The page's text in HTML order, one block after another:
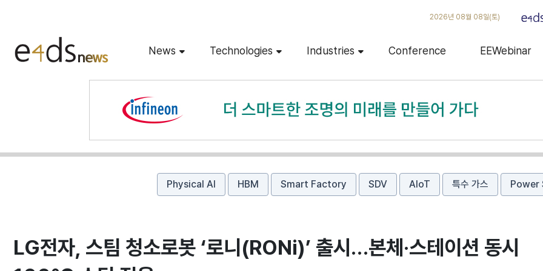
2026년 08월 08일(토)
News Technologies Industries Conference EEWebinar
Physical AI HBM Smart Factory SDV AIoT 특수 가스 Power
LG전자, 스팀 청소로봇 ‘로니(RONi)’ 출시…본체·스테이션 동시